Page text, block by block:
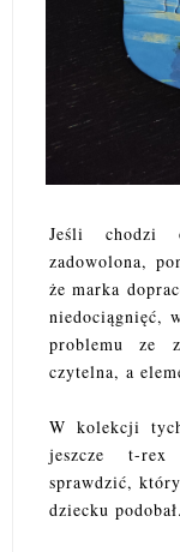
Jeśli chodzi
zadowolona,
że marka
niedociągnięć,
problemu ze
czytelna, a
W kolekcji
jeszcze t-
sprawdzić,
dziecku podobał.